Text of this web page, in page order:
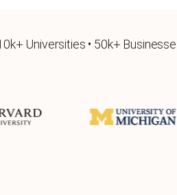
Universities • 50k+